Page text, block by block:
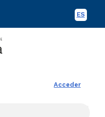
ES
Acceder